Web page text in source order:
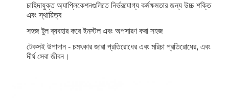
চাহিদাযুক্ত অ্যাপ্লিকেশনগুলিতে নির্ভরযোগ্য কর্মক্ষমতার জন্য উচ্চ শক্তি
এবং স্থায়িত্ব
সহজ টুল ব্যবহার করে ইনস্টল এবং অপসারণ করা সহজ
টেকসই উপাদান - চমৎকার জারা প্রতিরোধের এবং মরিচা প্রতিরোধের, এবং
দীর্ঘ সেবা জীবন।